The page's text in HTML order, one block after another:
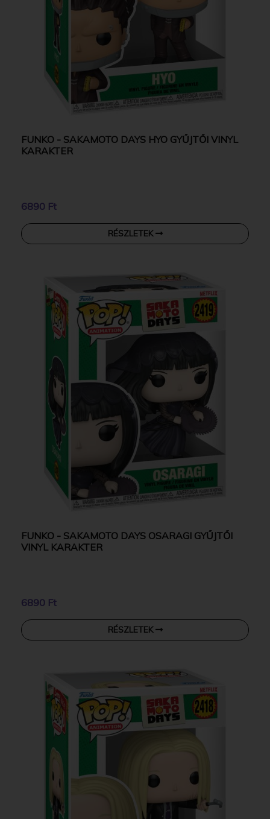
FUNKO - SAKAMOTO DAYS HYO GYŰJTŐI VINYL
KARAKTER
6890 Ft
RÉSZLETEK
FUNKO - SAKAMOTO DAYS OSARAGI GYŰJTŐI
VINYL KARAKTER
6890 Ft
RÉSZLETEK